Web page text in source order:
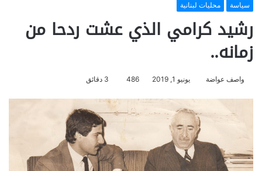
سياسة محليات لبنانية
رشيد كرامي الذي عشت ردحا من
زمانه..
واصف عواضة يونيو 1, 2019 486